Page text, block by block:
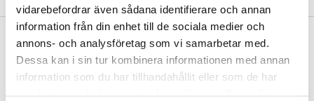
vidarebefordrar även sådana identifierare och annan
information från din enhet till de sociala medier och
annons- och analysföretag som vi samarbetar med.
Dessa kan i sin tur kombinera informationen med annan
information som du har tillhandahållit eller som de har
VAD KOSTAR FRAKTEN?
Vi erbjuder fri frakt från 350 kr. Vår gräns för fraktfri leverans bestäms
utifån vilken avdelning du handlar från. Läs mer här »